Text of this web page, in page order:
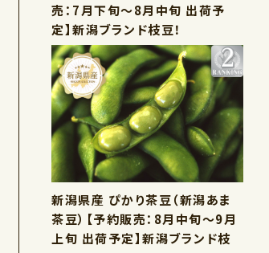
売：7月下旬～8月中旬 出荷予
定】新潟ブランド枝豆！
新潟県産 ぴかり茶豆（新潟あま
茶豆）【予約販売：8月中旬～9月
上旬 出荷予定】新潟ブランド枝